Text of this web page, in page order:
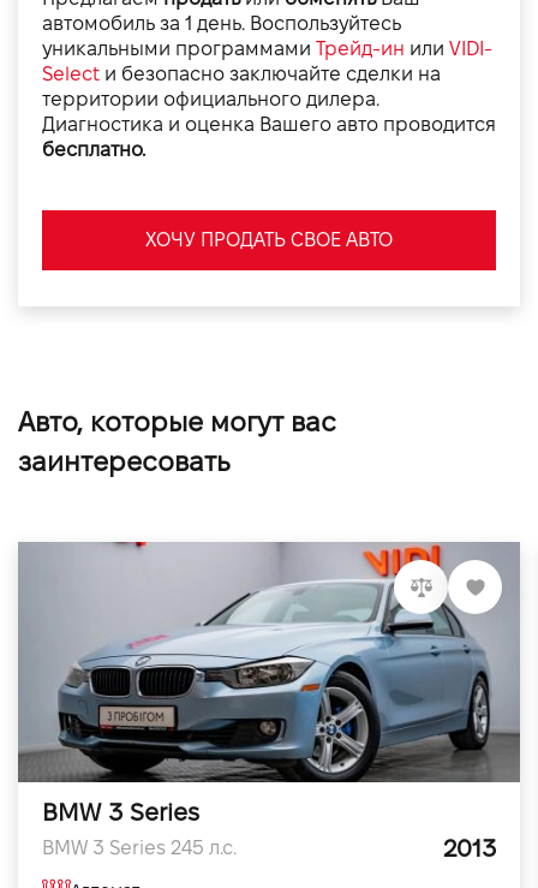
автомобиль за 1 день. Воспользуйтесь
уникальными программами Трейд-ин или VIDI-
Select и безопасно заключайте сделки на
территории официального дилера.
Диагностика и оценка Вашего авто проводится
бесплатно.
ХОЧУ ПРОДАТЬ СВОЕ АВТО
Авто, которые могут вас
заинтересовать
BMW 3 Series
BMW 3 Series 245 л.с. 2013